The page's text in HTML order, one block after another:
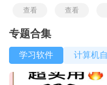
查看 查看
专题合集
学习软件 计算机